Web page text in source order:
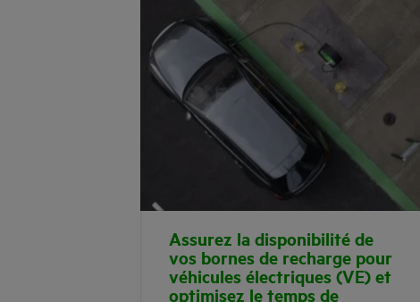
Assurez la disponibilité de
vos bornes de recharge pour
véhicules électriques (VE) et
optimisez le temps de